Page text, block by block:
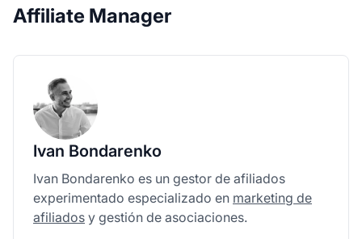
Affiliate Manager
Ivan Bondarenko
Ivan Bondarenko es un gestor de afiliados
experimentado especializado en marketing de
afiliados y gestión de asociaciones.